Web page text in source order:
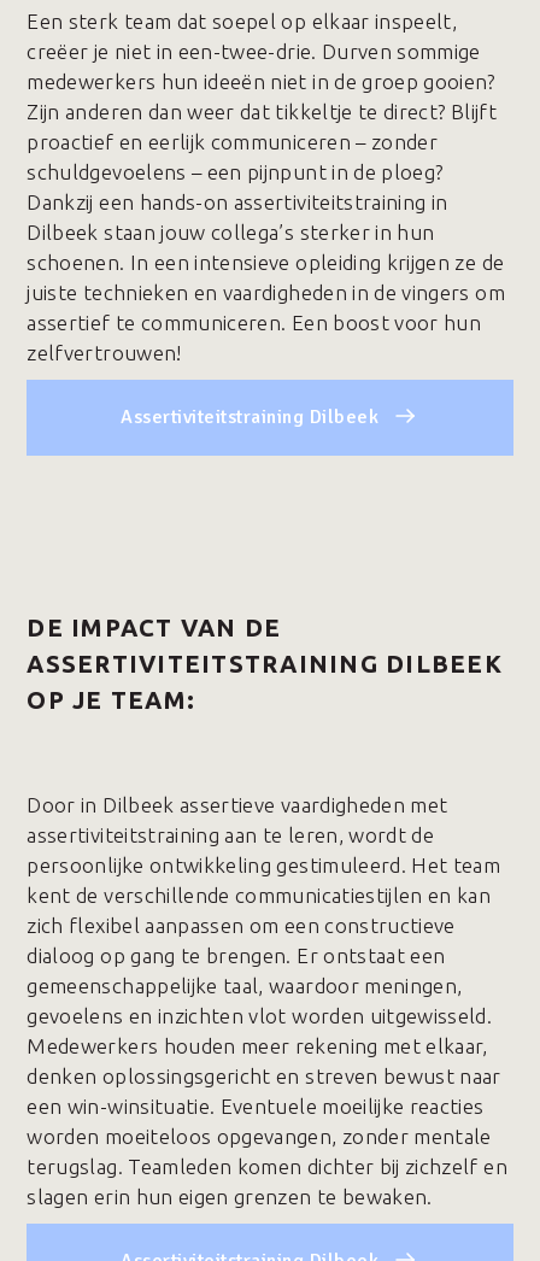
Een sterk team dat soepel op elkaar inspeelt,
creëer je niet in een-twee-drie. Durven sommige
medewerkers hun ideeën niet in de groep gooien?
Zijn anderen dan weer dat tikkeltje te direct? Blijft
proactief en eerlijk communiceren – zonder
schuldgevoelens – een pijnpunt in de ploeg?
Dankzij een hands-on assertiviteitstraining in
Dilbeek staan jouw collega’s sterker in hun
schoenen. In een intensieve opleiding krijgen ze de
juiste technieken en vaardigheden in de vingers om
assertief te communiceren. Een boost voor hun
zelfvertrouwen!
Assertiviteitstraining Dilbeek
DE IMPACT VAN DE
ASSERTIVITEITSTRAINING DILBEEK
OP JE TEAM:
Door in Dilbeek assertieve vaardigheden met
assertiviteitstraining aan te leren, wordt de
persoonlijke ontwikkeling gestimuleerd. Het team
kent de verschillende communicatiestijlen en kan
zich flexibel aanpassen om een constructieve
dialoog op gang te brengen. Er ontstaat een
gemeenschappelijke taal, waardoor meningen,
gevoelens en inzichten vlot worden uitgewisseld.
Medewerkers houden meer rekening met elkaar,
denken oplossingsgericht en streven bewust naar
een win-winsituatie. Eventuele moeilijke reacties
worden moeiteloos opgevangen, zonder mentale
terugslag. Teamleden komen dichter bij zichzelf en
slagen erin hun eigen grenzen te bewaken.